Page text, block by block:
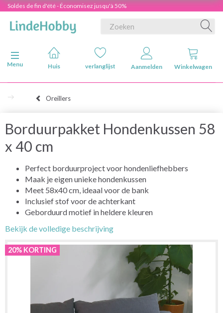
Soldes de fin d'été - Économisez jusqu'à 50%
Navigatie in-/uitschakelen
Menu
Huis verlanglijst Aanmelden Winkelwagen
Oreillers
Borduurpakket Hondenkussen 58
x 40 cm
Perfect borduurproject voor hondenliefhebbers
Maak je eigen unieke hondenkussen
Meet 58x40 cm, ideaal voor de bank
Inclusief stof voor de achterkant
Geborduurd motief in heldere kleuren
Bekijk de volledige beschrijving
20% KORTING